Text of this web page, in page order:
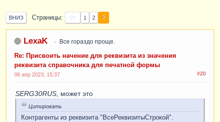
ВНИЗ Страницы 1 2 3
LexaK Все гораздо проще.
Re: Присвоить начение для реквизита из значения
реквизита справочника для печатной формы
#20
06 апр 2023, 15:37
SERG30RUS , может это
Цитировать
Контрагенты из реквизита "ВсеРеквизитыСтрокой".